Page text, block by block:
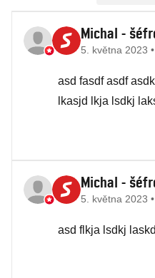
Michal -
5. května 2023
asd fasdf asdf
lkasjd lkja lsdkj
Michal -
5. května 2023
asd flkja lsdkj